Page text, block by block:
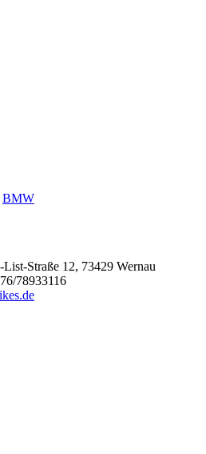
BMW
Straße 12, 73429 Wernau
78933116